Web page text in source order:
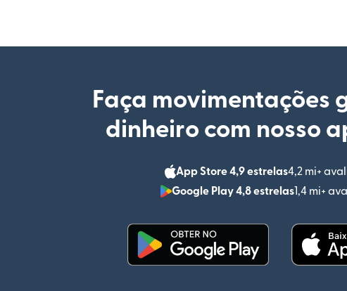
Faça movimentações
dinheiro com nosso
App Store 4,9 estrelas4,2 mi+
Google Play 4,8 estrelas1,4 mi+